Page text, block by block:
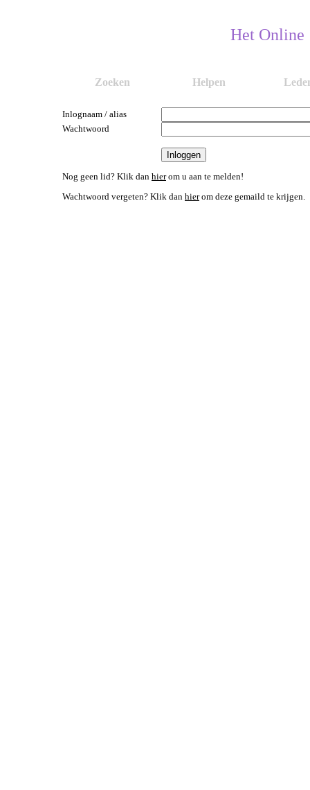
Het Online
Zoeken Helpen
Inlognaam / alias
Wachtwoord
Nog geen lid? Klik dan hierom u aan te melden!
Wachtwoord vergeten? Klik dan hierom deze gemaild te krijgen.